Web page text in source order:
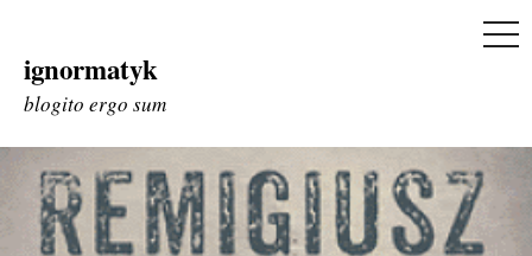
Skip
to
ignormatyk
blogito ergo sum